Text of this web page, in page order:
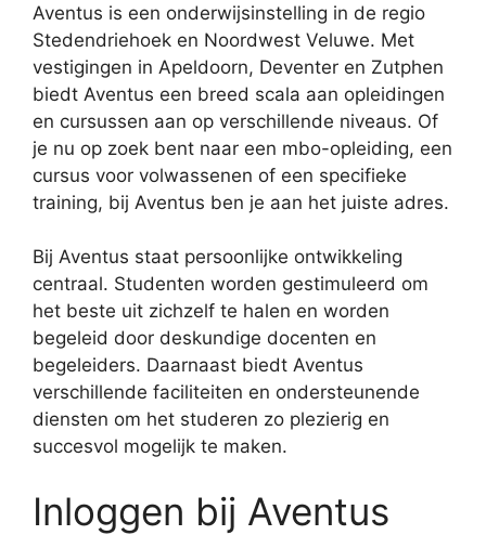
Aventus is een onderwijsinstelling in de regio
Stedendriehoek en Noordwest Veluwe. Met
vestigingen in Apeldoorn, Deventer en Zutphen
biedt Aventus een breed scala aan opleidingen
en cursussen aan op verschillende niveaus. Of
je nu op zoek bent naar een mbo-opleiding, een
cursus voor volwassenen of een specifieke
training, bij Aventus ben je aan het juiste adres.
Bij Aventus staat persoonlijke ontwikkeling
centraal. Studenten worden gestimuleerd om
het beste uit zichzelf te halen en worden
begeleid door deskundige docenten en
begeleiders. Daarnaast biedt Aventus
verschillende faciliteiten en ondersteunende
diensten om het studeren zo plezierig en
succesvol mogelijk te maken.
Inloggen bij Aventus